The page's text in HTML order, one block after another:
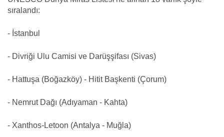
sıralandı:
- İstanbul
- Divriği Ulu Camisi ve Darüşşifası (Sivas)
- Hattuşa (Boğazköy) - Hitit Başkenti (Çorum)
- Nemrut Dağı (Adıyaman - Kahta)
- Xanthos-Letoon (Antalya - Muğla)